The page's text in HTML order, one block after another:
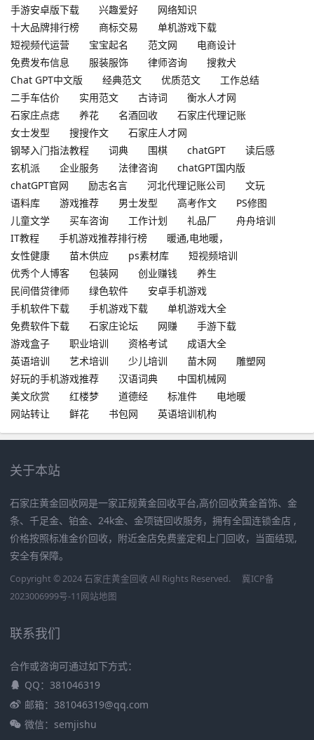
手游安卓版下载
兴趣爱好
网络知识
十大品牌排行榜
商标交易
单机游戏下载
短视频代运营
宝宝起名 范文网
电商设计
免费发布信息
服装服饰 律师咨询
搜救犬
Chat GPT中文版
经典范文 优质范文
工作总结
二手车估价
实用范文 古诗词
衡水人才网
石家庄点痣
养花 名酒回收
石家庄代理记账
女士发型
搜搜作文
石家庄人才网
钢琴入门指法教程
词典 围棋 chatGPT
读后感
玄机派
企业服务 法律咨询
chatGPT国内版
chatGPT官网
励志名言 河北代理记账公司
文玩
语料库
游戏推荐 男士发型 高考作文
PS修图
儿童文学
买车咨询 工作计划 礼品厂
舟舟培训
IT教程
手机游戏推荐排行榜
暖通,电地暖，
女性健康
苗木供应 ps素材库
短视频培训
优秀个人博客
包装网 创业赚钱
养生
民间借贷律师
绿色软件
安卓手机游戏
手机软件下载
手机游戏下载
单机游戏大全
免费软件下载
石家庄论坛 网赚
手游下载
游戏盒子
职业培训 资格考试
成语大全
英语培训
艺术培训 少儿培训 苗木网
雕塑网
好玩的手机游戏推荐
汉语词典
中国机械网
美文欣赏
红楼梦 道德经 标准件
电地暖
网站转让
鲜花 书包网 英语培训机构
关于本站
石家庄黄金回收网是一家正规黄金回收平台,高价回收黄金首饰、金
条、千足金、铂金、24k金、金项链回收服务，拥有全国连锁金店 ,
价格按照标准金价回收，附近金店免费鉴定和上门回收，当面结现,
安全有保障。
Copyright © 2024 石家庄黄金回收 All Rights Reserved.
冀ICP备
2023006999号-11网站地图
联系我们
合作或咨询可通过如下方式：
QQ：381046319
邮箱：381046319@qq.com
微信：semjishu